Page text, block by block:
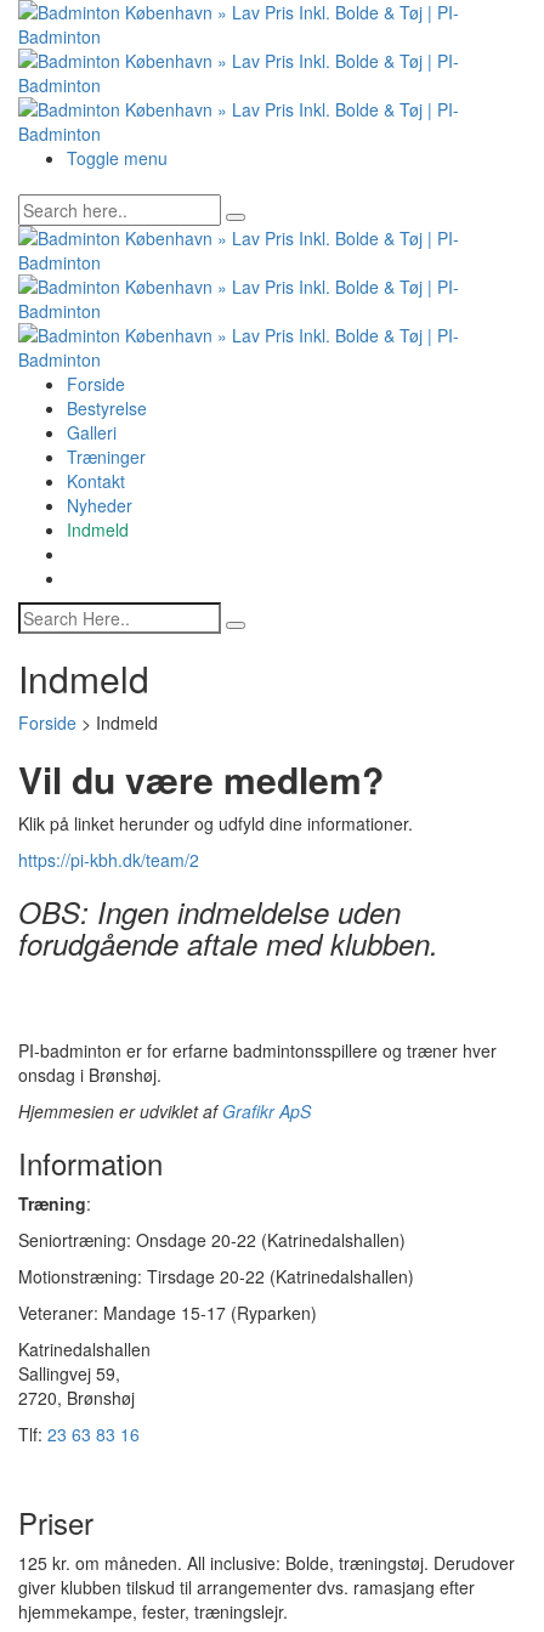
Toggle menu
Forside
Bestyrelse
Galleri
Træninger
Kontakt
Nyheder
Indmeld
Indmeld
Forside > Indmeld
Vil du være medlem?
Klik på linket herunder og udfyld dine informationer.
https://pi-kbh.dk/team/2
OBS: Ingen indmeldelse uden
forudgående aftale med klubben.
PI-badminton er for erfarne badmintonsspillere og træner hver
onsdag i Brønshøj.
Hjemmesien er udviklet afGrafikr ApS
Information
Træning:
Seniortræning: Onsdage 20-22 (Katrinedalshallen)
Motionstræning: Tirsdage 20-22 (Katrinedalshallen)
Veteraner: Mandage 15-17 (Ryparken)
Katrinedalshallen
Sallingvej 59,
2720, Brønshøj
Tlf: 23 63 83 16
Priser
125 kr. om måneden. All inclusive: Bolde, træningstøj. Derudover
giver klubben tilskud til arrangementer dvs. ramasjang efter
hjemmekampe, fester, træningslejr.